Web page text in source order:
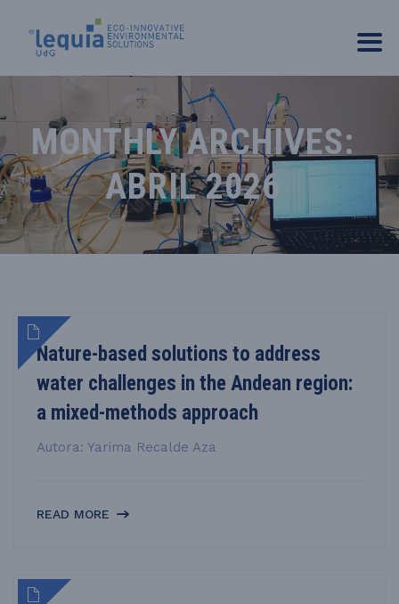
MONTHLY ARCHIVES:
ABRIL 2026
Nature-based solutions to address
water challenges in the Andean region:
a mixed-methods approach
Autora: Yarima Recalde Aza
READ MORE